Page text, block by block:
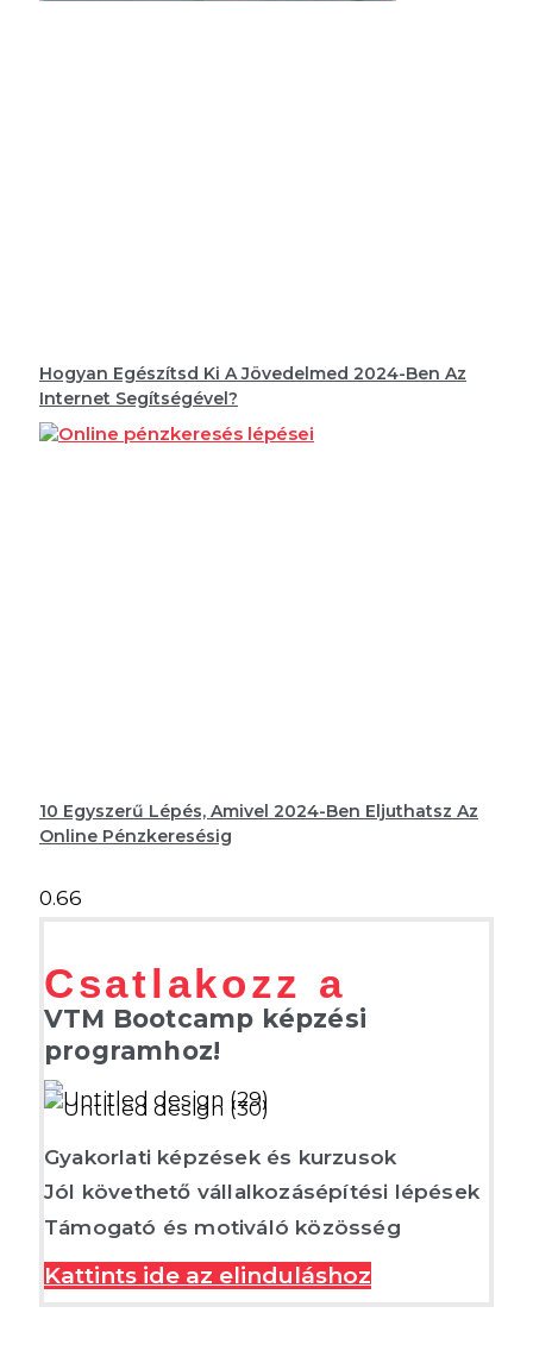
Hogyan Egészítsd Ki A Jövedelmed 2024-Ben Az
Internet Segítségével?
10 Egyszerű Lépés, Amivel 2024-Ben Eljuthatsz Az
Online Pénzkeresésig
Csatlakozz a
VTM Bootcamp képzési
programhoz!
Gyakorlati képzések és kurzusok
Jól követhető vállalkozásépítési lépések
Támogató és motiváló közösség
Kattints ide az elinduláshoz